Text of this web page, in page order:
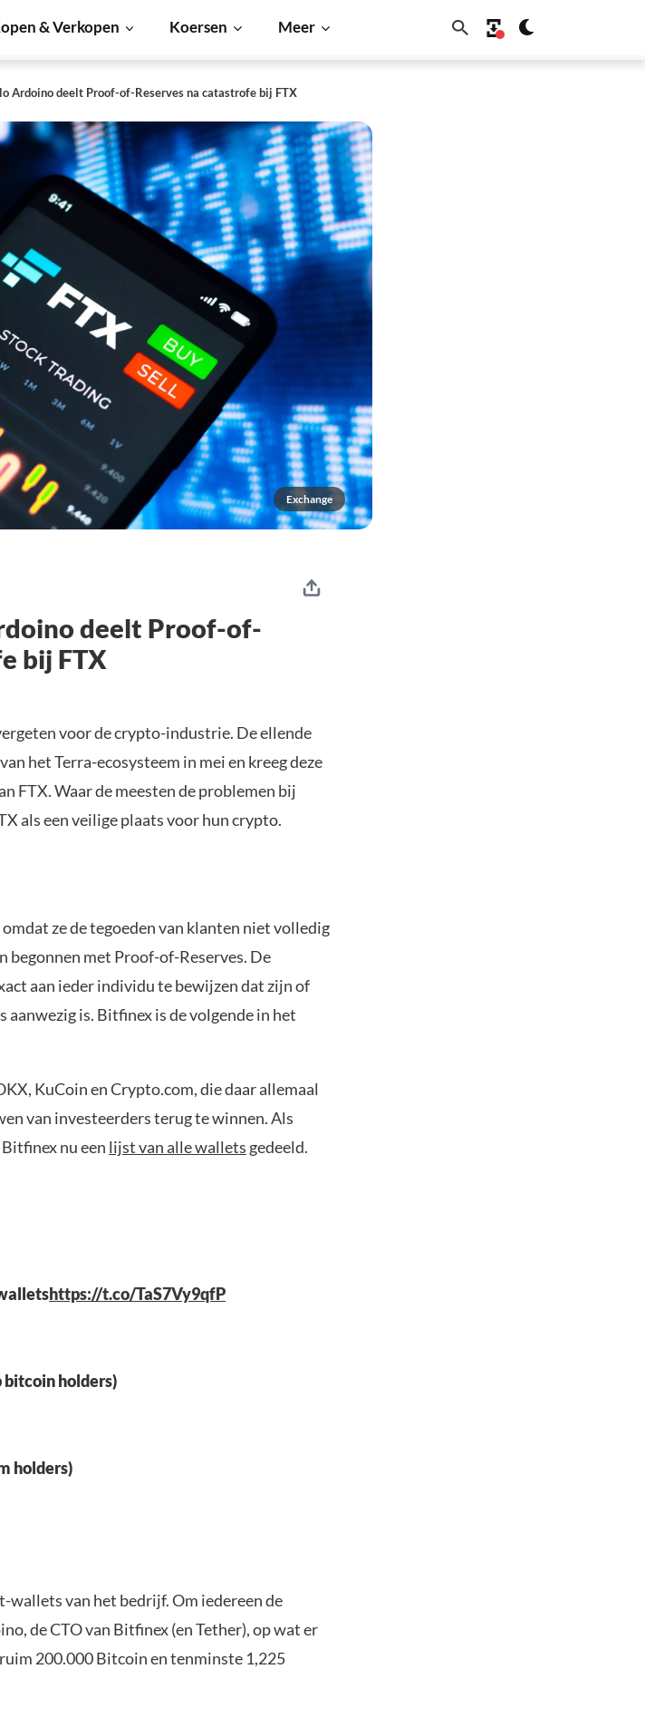
& Verkopen Koersen Meer
Ardoino deelt Proof-of-Reserves na catastrofe bij FTX
Exchange
deelt Proof-of-
bij FTX
voor de crypto-industrie. De ellende
het Terra-ecosysteem in mei en kreeg deze
FTX. Waar de meesten de problemen bij
als een veilige plaats voor hun crypto.
ze de tegoeden van klanten niet volledig
begonnen met Proof-of-Reserves. De
aan ieder individu te bewijzen dat zijn of
is. Bitfinex is de volgende in het
KuCoin en Crypto.com, die daar allemaal
van investeerders terug te winnen. Als
nu een lijst van alle wallets gedeeld.
https://t.co/TaS7Vy9qfP
bitcoin holders)
holders)
van het bedrijf. Om iedereen de
de CTO van Bitfinex (en Tether), op wat er
200.000 Bitcoin en tenminste 1,225